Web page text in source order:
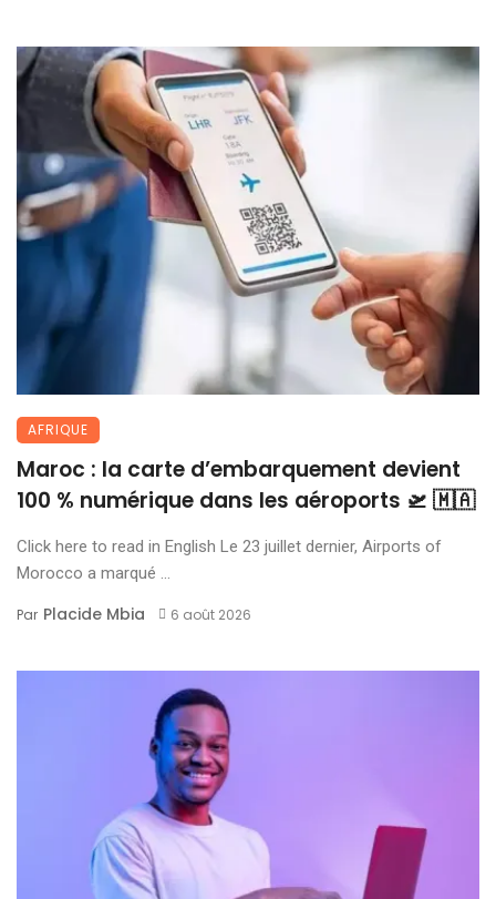
AFRIQUE
Maroc : la carte d’embarquement devient
100 % numérique dans les aéroports 🛫 🇲🇦
Click here to read in English Le 23 juillet dernier, Airports of
Morocco a marqué ...
Par Placide Mbia 6 août 2026